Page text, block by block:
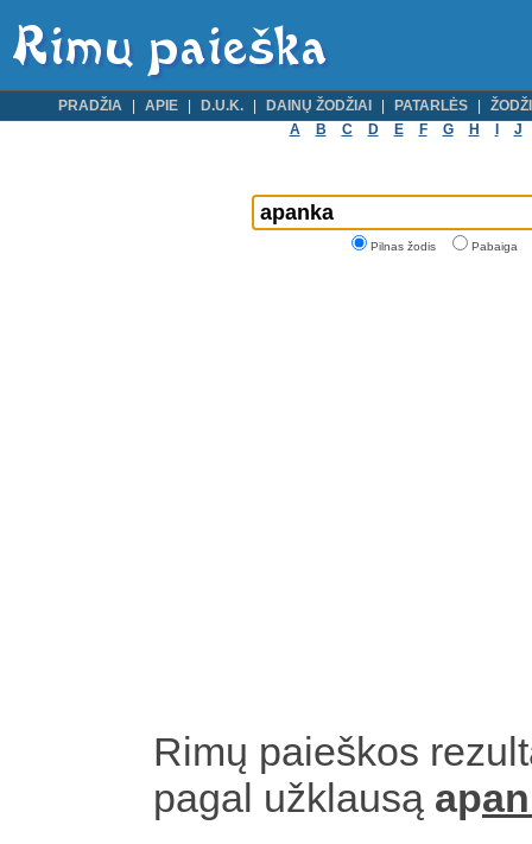
PRADŽIA APIE D.U.K. DAINŲ ŽODŽIAI PATARLĖS
A
B C D E F G H J
Pilnas žodis Pabaiga
Rimų paieškos
pagal užklausą ap